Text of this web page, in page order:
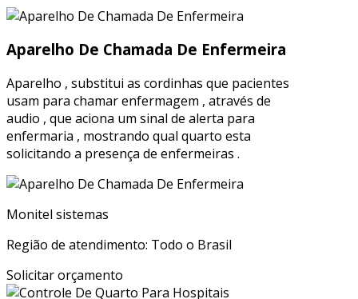
Aparelho De Chamada De Enfermeira
Aparelho , substitui as cordinhas que pacientes
usam para chamar enfermagem , através de
audio , que aciona um sinal de alerta para
enfermaria , mostrando qual quarto esta
solicitando a presença de enfermeiras .
Monitel sistemas
Região de atendimento: Todo o Brasil
Solicitar orçamento